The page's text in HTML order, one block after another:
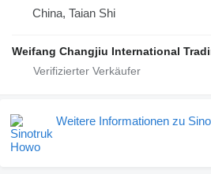
China, Taian Shi
Weifang Changjiu International
Weitere Informationen zu